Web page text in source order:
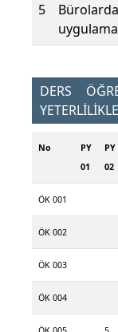
5
DERS
No
PY
01
PY
02
ÖK 001
ÖK 002
ÖK 003
ÖK 004